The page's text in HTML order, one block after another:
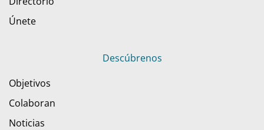
Únete
Descúbrenos
Objetivos
Colaboran
Noticias